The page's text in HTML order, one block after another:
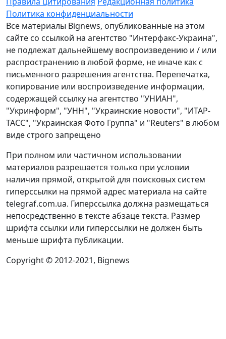
Политика конфиденциальности
Все материалы Bignews, опубликованные на этом
сайте со ссылкой на агентство "Интерфакс-Украина",
не подлежат дальнейшему воспроизведению и / или
распространению в любой форме, не иначе как с
письменного разрешения агентства. Перепечатка,
копирование или воспроизведение информации,
содержащей ссылку на агентство "УНИАН",
"Укринформ", "УНН", "Украинские новости", "ИТАР-
ТАСС", "Украинская Фото Группа" и "Reuters" в любом
виде строго запрещено
При полном или частичном использовании
материалов разрешается только при условии
наличия прямой, открытой для поисковых систем
гиперссылки на прямой адрес материала на сайте
telegraf.com.ua. Гиперссылка должна размещаться
непосредственно в тексте абзаце текста. Размер
шрифта ссылки или гиперссылки не должен быть
меньше шрифта публикации.
Copyright © 2012-2021, Bignews